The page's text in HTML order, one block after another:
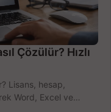
Çözülür? Hızlı
Lisans, hesap,
Word, Excel ve